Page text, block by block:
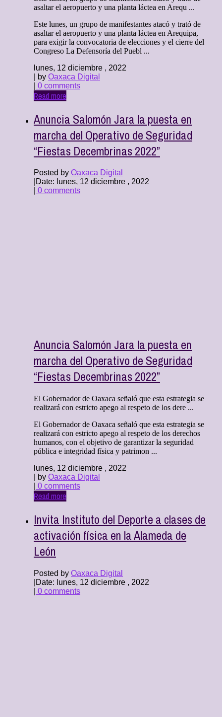
asaltar el aeropuerto y una planta láctea en Arequ ...
Este lunes, un grupo de manifestantes atacó y trató de
asaltar el aeropuerto y una planta láctea en Arequipa,
para exigir la convocatoria de elecciones y el cierre del
Congreso La Defensoría del Puebl ...
lunes, 12 diciembre , 2022
| by Oaxaca Digital
0 comments
Read more
Anuncia Salomón Jara la puesta en
marcha del Operativo de Seguridad
“Fiestas Decembrinas 2022”
Posted by Oaxaca Digital
Date: lunes, 12 diciembre , 2022
0 comments
Anuncia Salomón Jara la puesta en
marcha del Operativo de Seguridad
“Fiestas Decembrinas 2022”
El Gobernador de Oaxaca señaló que esta estrategia se
realizará con estricto apego al respeto de los dere ...
El Gobernador de Oaxaca señaló que esta estrategia se
realizará con estricto apego al respeto de los derechos
humanos, con el objetivo de garantizar la seguridad
pública e integridad física y patrimon ...
lunes, 12 diciembre , 2022
| by Oaxaca Digital
0 comments
Read more
Invita Instituto del Deporte a clases de
activación física en la Alameda de
León
Posted by Oaxaca Digital
Date: lunes, 12 diciembre , 2022
0 comments